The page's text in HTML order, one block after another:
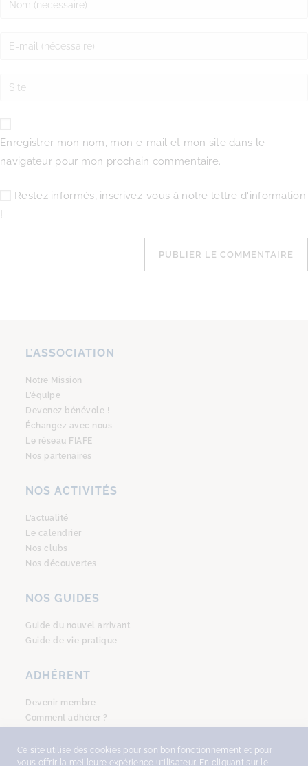
Enregistrer mon nom, mon e-mail et mon site dans le
navigateur pour mon prochain commentaire.
Restez informés, inscrivez-vous à notre lettre d'information
!
L’ASSOCIATION
Notre Mission
L’équipe
Devenez bénévole !
Échangez avec nous
Le réseau FIAFE
Nos partenaires
NOS ACTIVITÉS
L’actualité
Le calendrier
Nos clubs
Nos découvertes
NOS GUIDES
Guide du nouvel arrivant
Guide de vie pratique
ADHÉRENT
Devenir membre
Comment adhérer ?
Ce site utilise des cookies pour son bon fonctionnement et pour
vous offrir la meilleure expérience utilisateur. En cliquant sur le